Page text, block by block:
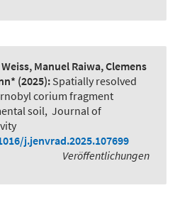
Manuel Raiwa, Clemens
(2025): Spatially resolved
corium fragment
soil, Journal of
j.jenvrad.2025.107699
Veröffentlichungen